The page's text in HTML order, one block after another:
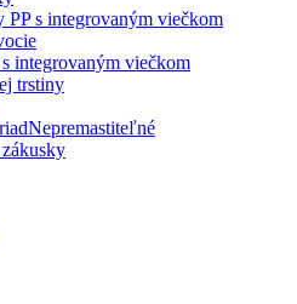
PP s integrovaným viečkom
integrovaným viečkom
trstiny
Nepremastiteľné